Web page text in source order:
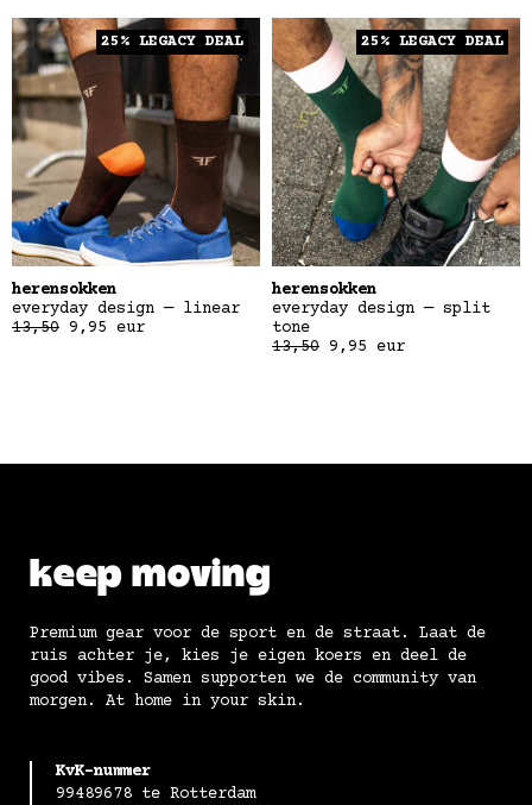
25% LEGACY DEAL
herensokken
everyday design — linear
13,50 9,95 eur
25% LEGACY DEAL
herensokken
everyday design — split
tone
13,50 9,95 eur
keep moving
Premium gear voor de sport en de straat. Laat de
ruis achter je, kies je eigen koers en deel de
good vibes. Samen supporten we de community van
morgen. At home in your skin.
KvK-nummer
99489678 te Rotterdam